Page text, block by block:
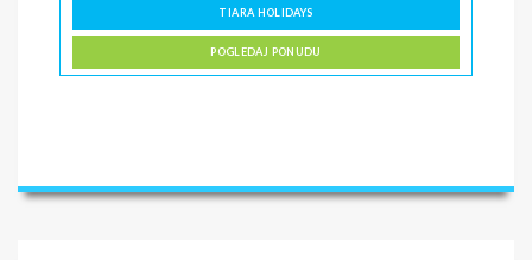
TIARA HOLIDAYS
POGLEDAJ PONUDU